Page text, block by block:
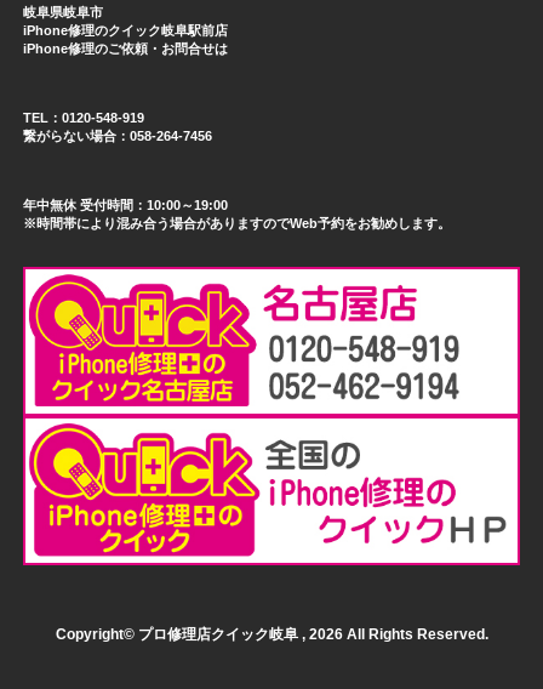
岐阜県岐阜市
iPhone修理のクイック岐阜駅前店
iPhone修理のご依頼・お問合せは
TEL：0120-548-919
繋がらない場合：058-264-7456
年中無休 受付時間：10:00～19:00
※時間帯により混み合う場合がありますのでWeb予約をお勧めします。
Copyright© プロ修理店クイック岐阜 , 2026 All Rights Reserved.